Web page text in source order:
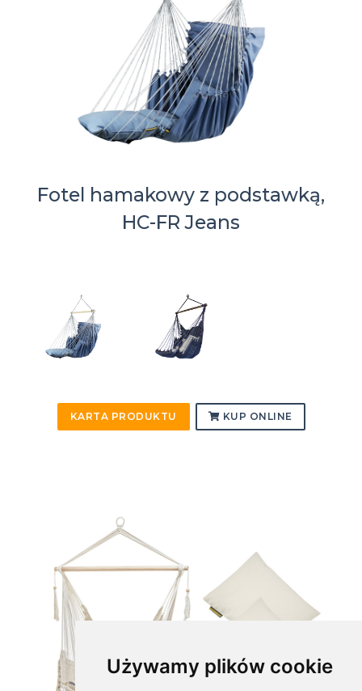
Używamy plików cookie
Fotel hamakowy z podstawką,
HC-FR Jeans
KARTA PRODUKTU KUP ONLINE